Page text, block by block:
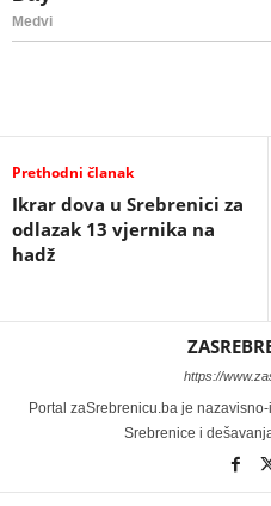
Prethodni članak
Ikrar dova u Srebrenici za
odlazak 13 vjernika na
hadž
https://
Portal zaSrebrenicu.ba je
Srebrenice i